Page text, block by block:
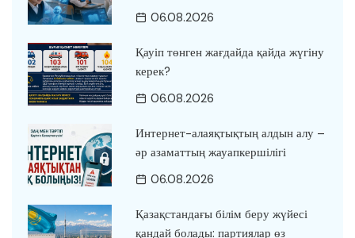
06.08.2026
Қауіп төнген жағдайда қайда жүгіну
керек?
06.08.2026
Интернет-алаяқтықтың алдын алу –
әр азаматтың жауапкершілігі
06.08.2026
Қазақстандағы білім беру жүйесі
қандай болады: партиялар өз